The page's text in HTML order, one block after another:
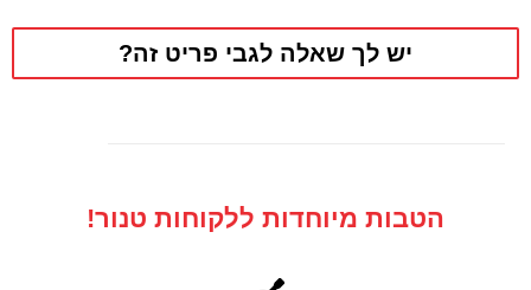
יש לך שאלה לגבי פריט זה?
הטבות מיוחדות ללקוחות טנור!